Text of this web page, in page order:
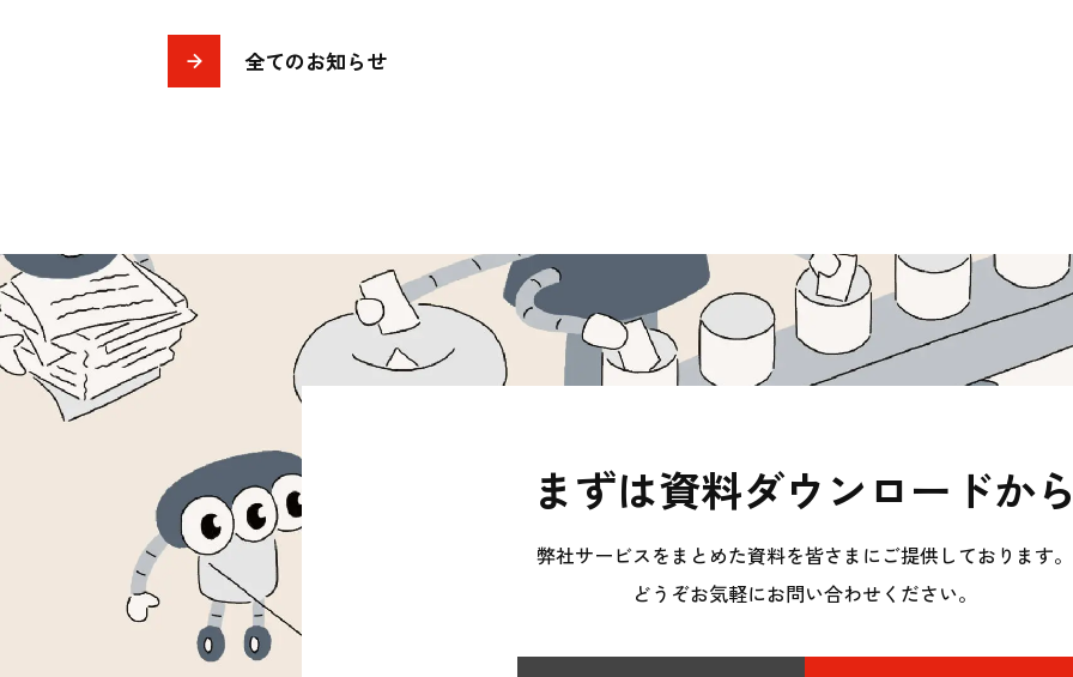
全てのお知らせ
まずは資料ダウンロードか
弊社サービスをまとめた資料を皆さまにご提供しております。
どうぞお気軽にお問い合わせください。